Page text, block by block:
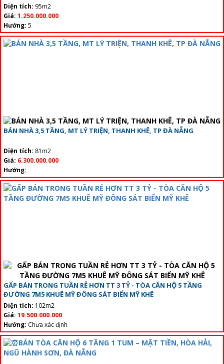
Diện tích: 95m2
Giá: 1.250.000.000
Hướng: 5
BÁN NHÀ 3,5 TẦNG, MT LÝ TRIỆN, THANH KHÊ, TP ĐÀ NẴNG
Diện tích: 81m2
Giá: 6.300.000.000
Hướng:
GẤP BÁN TRONG TUẦN RẺ HƠN TT 3 TỶ - TÒA CĂN HỘ 5 TẦNG
ĐƯỜNG 7M5 KHUÊ MỸ ĐÔNG SÁT BIỂN MỸ KHÊ
Diện tích: 102m2
Giá: 19.500.000.000
Hướng: Chưa xác định